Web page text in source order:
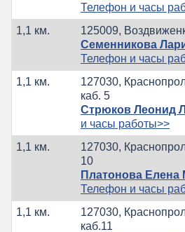
Телефон и часы
1,1 км.
125009,
Семенникова
Телефон и часы
1,1 км.
127030,
каб. 5
Стрюков Леонид
и часы работы>>
1,1 км.
127030,
10
Платонова Елена
Телефон и часы
1,1 км.
127030,
каб.11